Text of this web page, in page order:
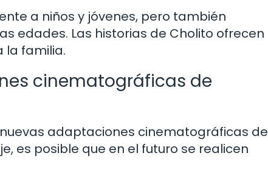
a niños y jóvenes, pero también
edades. Las historias de Cholito ofrecen
la familia.
cinematográficas de
adaptaciones cinematográficas de
es posible que en el futuro se realicen